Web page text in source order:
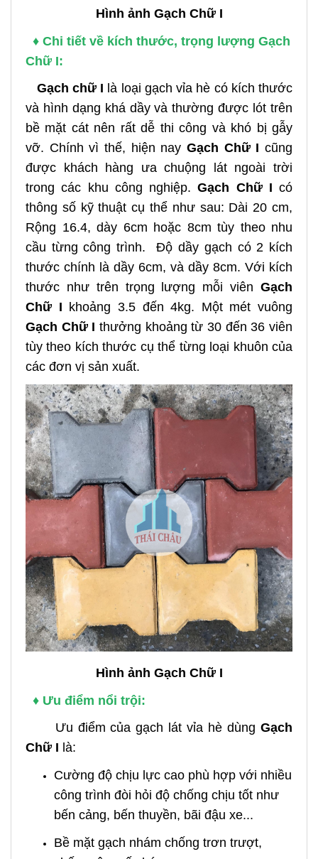
Hình ảnh Gạch Chữ I
♦ Chi tiết về kích thước, trọng lượng Gạch
Chữ I:
Gạch chữ I là loại gạch vỉa hè có kích thước
và hình dạng khá dầy và thường được lót trên
bề mặt cát nên rất dễ thi công và khó bị gẫy
vỡ. Chính vì thế, hiện nay Gạch Chữ I cũng
được khách hàng ưa chuộng lát ngoài trời
trong các khu công nghiệp. Gạch Chữ I có
thông số kỹ thuật cụ thể như sau: Dài 20 cm,
Rộng 16.4, dày 6cm hoặc 8cm tùy theo nhu
cầu từng công trình. Độ dầy gạch có 2 kích
thước chính là dầy 6cm, và dầy 8cm. Với kích
thước như trên trọng lượng mỗi viên Gạch
Chữ I khoảng 3.5 đến 4kg. Một mét vuông
Gạch Chữ I thưởng khoảng từ 30 đến 36 viên
tùy theo kích thước cụ thể từng loại khuôn của
các đơn vị sản xuất.
Hình ảnh Gạch Chữ I
♦ Ưu điểm nổi trội:
Ưu điểm của gạch lát vỉa hè dùng Gạch
Chữ I là:
Cường độ chịu lực cao phù hợp với nhiều
công trình đòi hỏi độ chống chịu tốt như
bến cảng, bến thuyền, bãi đậu xe...
Bề mặt gạch nhám chống trơn trượt,